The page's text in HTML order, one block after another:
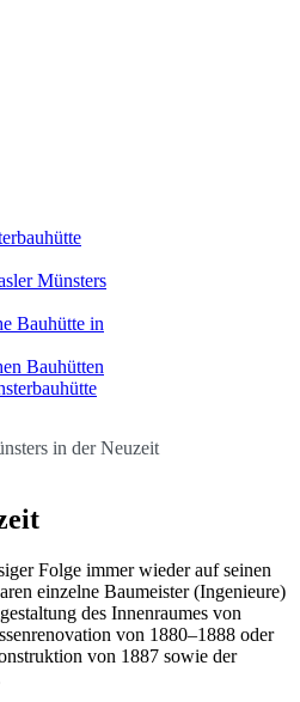
Münsters
Bauhütte in
Bauhütten
in der Neuzeit
Folge immer wieder auf seinen
einzelne Baumeister (Ingenieure)
des Innenraumes von
von 1880–1888 oder
von 1887 sowie der